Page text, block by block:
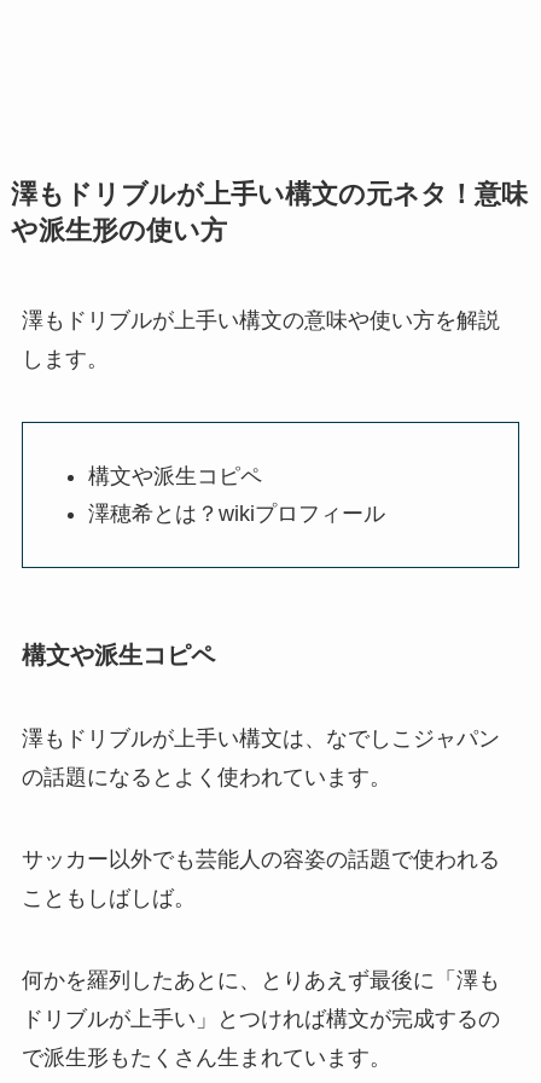
澤もドリブルが上手い構文の元ネタ！意味
や派生形の使い方
澤もドリブルが上手い構文の意味や使い方を解説
します。
構文や派生コピペ
澤穂希とは？wikiプロフィール
構文や派生コピペ
澤もドリブルが上手い構文は、なでしこジャパン
の話題になるとよく使われています。
サッカー以外でも芸能人の容姿の話題で使われる
こともしばしば。
何かを羅列したあとに、とりあえず最後に「澤も
ドリブルが上手い」とつければ構文が完成するの
で派生形もたくさん生まれています。